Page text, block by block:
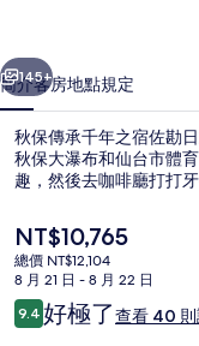
宿
佐
勘
日
式
旅
館
個 下一個
145+
簡介客房地點規定
秋保傳承千年之宿佐勘
秋保大瀑布和仙台市體
趣，然後去咖啡廳打打
目
前
的
價
格
NT$10,765
總價 NT$12,104
8 月 21 日 - 8 月 22 日
評
論
9.49.4 分，滿分 10 分，
好極了查看 40